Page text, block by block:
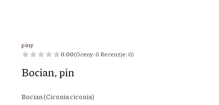
piny
0.00(Oceny: 0 Recenzje: 0)
Bocian, pin
Bocian (Ciconia ciconia)